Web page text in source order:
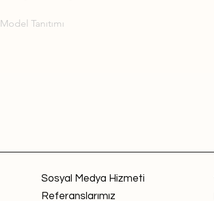
Model Tanıtımı
Sosyal Medya Hizmeti
Referanslarımız